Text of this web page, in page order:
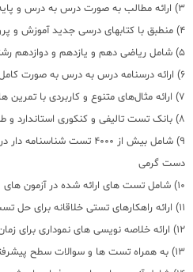
3) ارائه مطالب به صورت درس به درس و پایه به پایه
4) منطبق با کتابهای درسی جدید آموزش و پرورش
5) شامل ریاضی دهم و یازدهم و دوازدهم رشته تجربی
6) ارائه درسنامه درس به درس به صورت کامل و جامع
7) ارائه مثال‌های متنوع و کاربردی با تمرین های مربوط در 88 ایستگاه آموزشی
8) بانک تست تالیفی و کنکوری استاندارد و طبقه بندی شده
دست گرمی
10) شامل تست های ارائه شده در آزمون های قلم چی
11) ارائه راهکارهای تستی خلاقانه برای حل تست ها
12) ارائه خلاصه نویسی های نموداری برای زمان جمع بندی دروس
13) به همراه تست ها و سوالات سطح پیشرفته برای رسیدن به 100 کنکور